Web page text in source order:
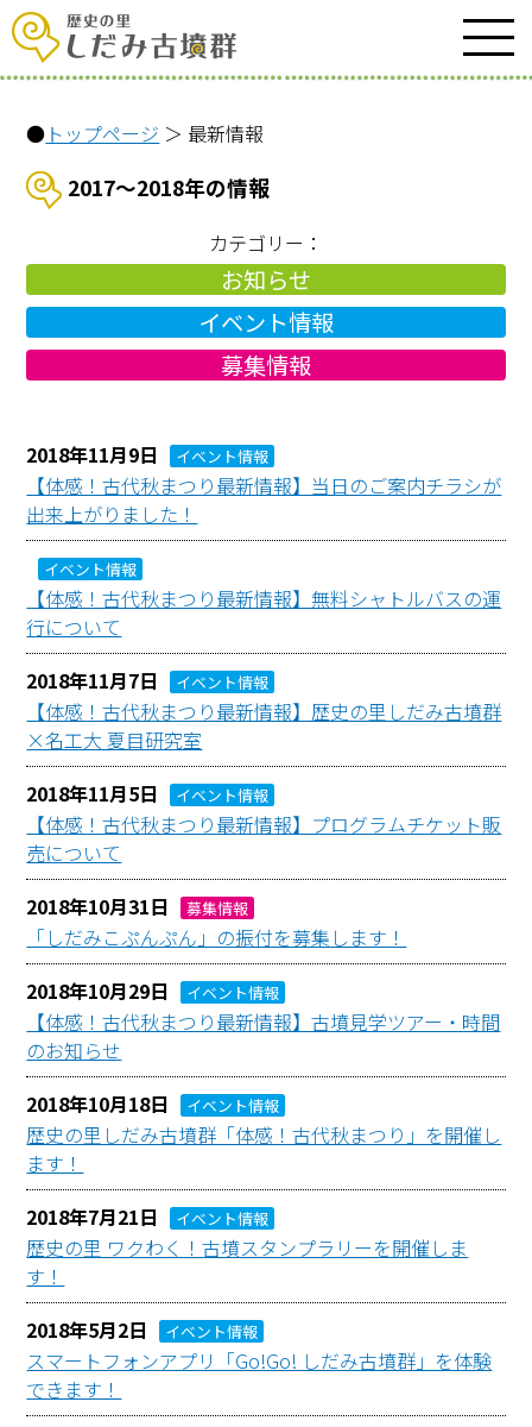
● トップページ ＞ 最新情報
2017〜2018年の情報
カテゴリー：
お知らせ
イベント情報
募集情報
2018年11月9日 イベント情報
【体感！古代秋まつり最新情報】当日のご案内チラシが
出来上がりました！
イベント情報
【体感！古代秋まつり最新情報】無料シャトルバスの運
行について
2018年11月7日
イベント情報
【体感！古代秋まつり最新情報】歴史の里しだみ古墳群
×名工大 夏目研究室
2018年11月5日
イベント情報
【体感！古代秋まつり最新情報】プログラムチケット販
売について
2018年10月31日
募集情報
「しだみこぷんぷん」の振付を募集します！
2018年10月29日
イベント情報
【体感！古代秋まつり最新情報】古墳見学ツアー・時間
のお知らせ
2018年10月18日
イベント情報
歴史の里しだみ古墳群「体感！古代秋まつり」を開催し
ます！
2018年7月21日
イベント情報
歴史の里 ワクわく！古墳スタンプラリーを開催しま
す！
2018年5月2日
イベント情報
スマートフォンアプリ「Go!Go! しだみ古墳群」を体験
できます！